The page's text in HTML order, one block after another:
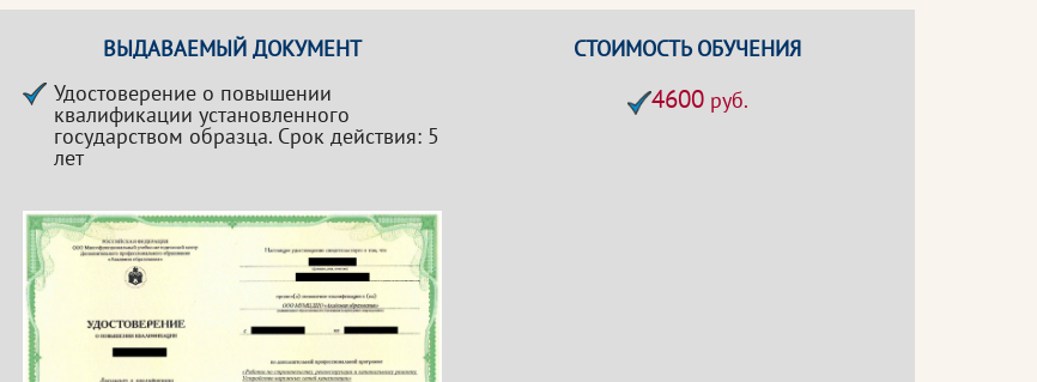
ВЫДАВАЕМЫЙ ДОКУМЕНТ
Удостоверение о повышении
квалификации установленного
государством образца. Срок действия: 5
лет
СТОИМОСТЬ ОБУЧЕНИЯ
4600руб.